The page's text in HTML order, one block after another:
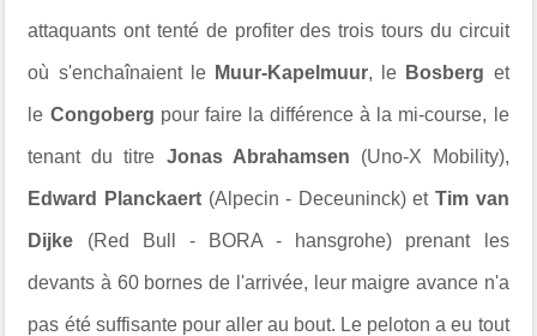
attaquants ont tenté de profiter des trois tours du circuit
où s'enchaînaient le Muur-Kapelmuur, le Bosberg et
le Congoberg pour faire la différence à la mi-course, le
tenant du titre Jonas Abrahamsen (Uno-X Mobility),
Edward Planckaert (Alpecin - Deceuninck) et Tim van
Dijke (Red Bull - BORA - hansgrohe) prenant les
devants à 60 bornes de l'arrivée, leur maigre avance n'a
pas été suffisante pour aller au bout. Le peloton a eu tout